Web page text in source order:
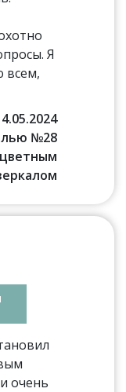
Я
всем,
№28
очень